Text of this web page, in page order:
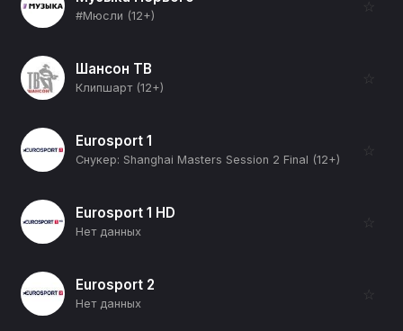
#Мюсли (12+)
☆
Шансон ТВ
Клипшарт (12+)
☆
Eurosport 1
Снукер: Shanghai Masters Session 2 Final (12+)
☆
Eurosport 1 HD
Нет данных
☆
Eurosport 2
Нет данных
☆